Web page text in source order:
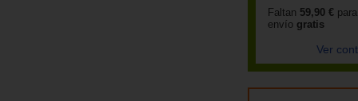
Faltan 59,90 €
envío gratis
Ver